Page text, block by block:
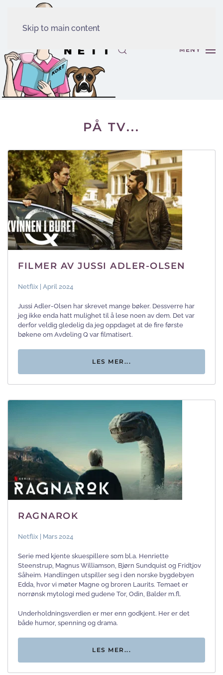
Skip to main content
MENY
PÅ TV...
FILMER AV JUSSI ADLER-OLSEN
Netflix | April 2024
Jussi Adler-Olsen har skrevet mange bøker. Dessverre har
jeg ikke enda hatt mulighet til å lese noen av dem. Det var
derfor veldig gledelig da jeg oppdaget at de fire første
bøkene om Avdeling Q var filmatisert.
LES MER...
RAGNAROK
Netflix | Mars 2024
Serie med kjente skuespillere som bl.a. Henriette
Steenstrup, Magnus Williamson, Bjørn Sundquist og Fridtjov
Såheim. Handlingen utspiller seg i den norske bygdebyen
Edda, hvor vi møter Magne og broren Laurits. Temaet er
norrønsk mytologi med gudene Tor, Odin, Balder m.fl.
Underholdningsverdien er mer enn godkjent. Her er det
både humor, spenning og drama.
LES MER...